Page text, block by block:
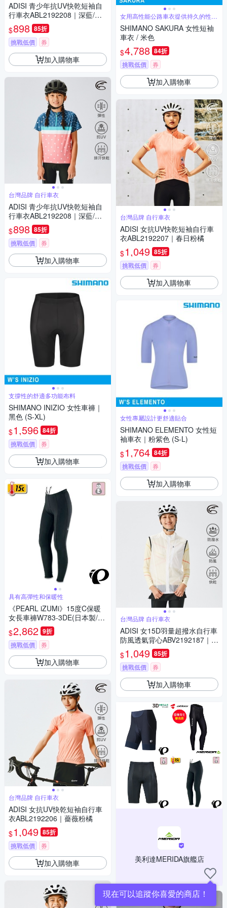
ADISI 青少年抗UV快乾短袖自
行車衣ABL2192208｜深藍/薄
荷綠
$898 85折
挑戰低價 券
加入購物車
台灣品牌 自行車衣
ADISI 青少年抗UV快乾短袖自
行車衣ABL2192208｜深藍/櫻
粉
$898 85折
挑戰低價 券
加入購物車
支撐性的舒適多功能布料
SHIMANO INIZIO 女性車褲｜
黑色 (S-XL)
$1,596 84折
挑戰低價 券
加入購物車
具有高彈性和保暖性
《PEARL iZUMi》15度C保暖
女長車褲W783-3DE(日本製/刷
毛車褲/保暖車褲/吸汗速乾/秋
冬/入門款/單車/運動)
$2,862 9折
挑戰低價 券
加入購物車
台灣品牌 自行車衣
ADISI 女抗UV快乾短袖自行車
衣ABL2192206｜薔薇粉橘
$1,049 85折
挑戰低價 券
加入購物車
女用高性能公路車衣提供持久的性能
與舒適性
SHIMANO SAKURA 女性短袖
車衣 / 米色
$4,788 84折
挑戰低價 券
加入購物車
台灣品牌 自行車衣
ADISI 女抗UV快乾短袖自行車
衣ABL2192207｜春日粉橘
$1,049 85折
挑戰低價 券
加入購物車
女性專屬設計更舒適貼合
SHIMANO ELEMENTO 女性短
袖車衣｜粉紫色 (S-L)
$1,764 84折
挑戰低價 券
加入購物車
台灣品牌 自行車衣
ADISI 女15D羽量超撥水自行車
防風透氣背心ABV2192187｜透
明白
$1,049 85折
挑戰低價 券
加入購物車
美利達MERIDA旗艦店
現在可以追蹤你喜愛的商店！